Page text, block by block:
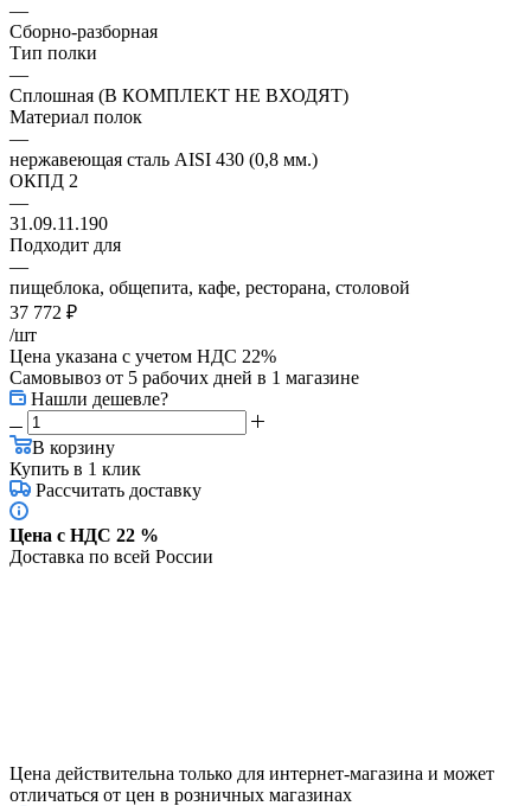
—
Сборно-разборная
Тип полки
—
Сплошная (В КОМПЛЕКТ НЕ ВХОДЯТ)
Материал полок
—
нержавеющая сталь AISI 430 (0,8 мм.)
ОКПД 2
—
31.09.11.190
Подходит для
—
пищеблока, общепита, кафе, ресторана, столовой
37 772 ₽
/шт
Цена указана с учетом НДС 22%
Самовывоз от 5 рабочих дней в 1 магазине
Нашли дешевле?
В корзину
Купить в 1 клик
Рассчитать доставку
Цена с НДС 22 %
Доставка по всей России
Цена действительна только для интернет-магазина и может
отличаться от цен в розничных магазинах